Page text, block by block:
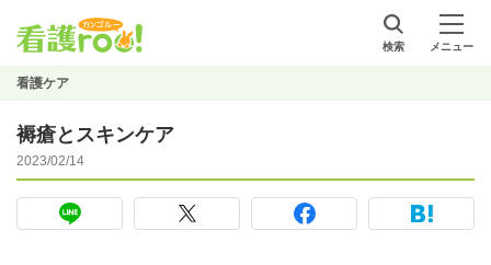
検索 メニュー
看護ケア
褥瘡とスキンケア
2023/02/14